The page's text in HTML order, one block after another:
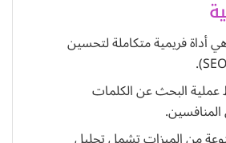
أداة فريمية متكاملة لتحسين
البحث عن الكلمات
المنافسين.